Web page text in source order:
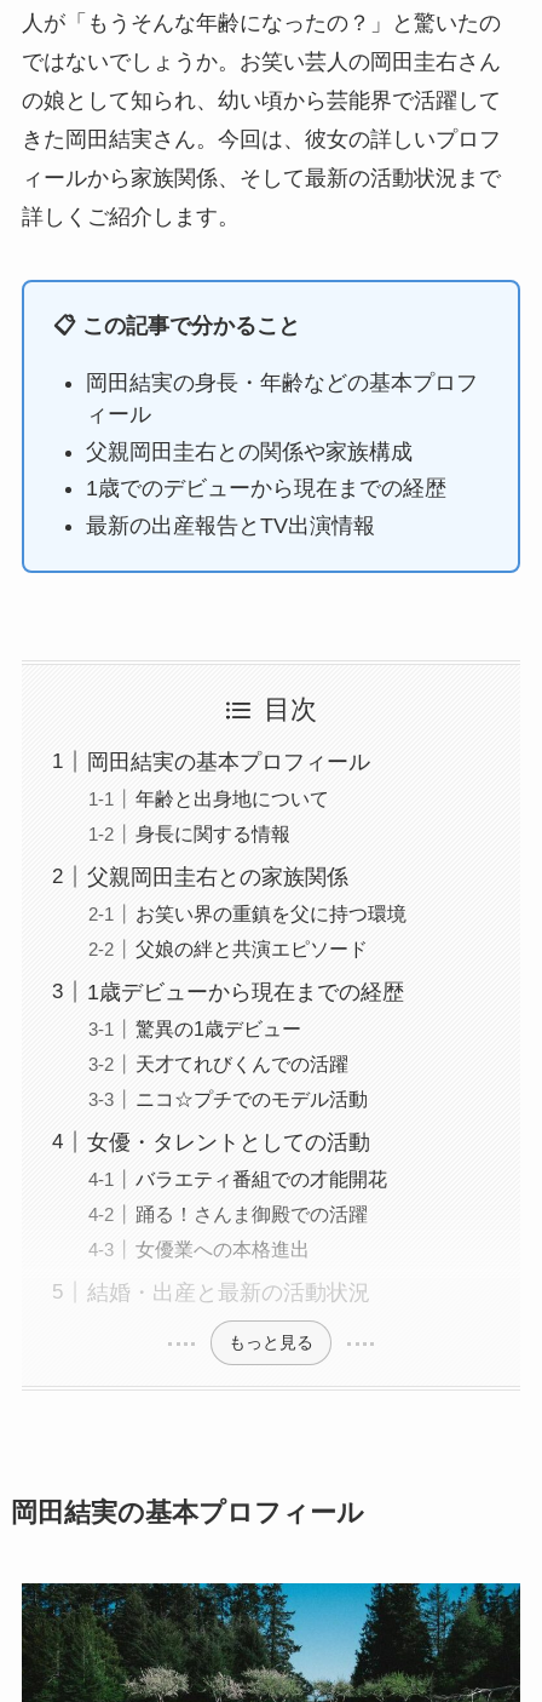
人が「もうそんな年齢になったの？」と驚いたの
ではないでしょうか。お笑い芸人の岡田圭右さん
の娘として知られ、幼い頃から芸能界で活躍して
きた岡田結実さん。今回は、彼女の詳しいプロフ
ィールから家族関係、そして最新の活動状況まで
詳しくご紹介します。
📋 この記事で分かること
岡田結実の身長・年齢などの基本プロフ
ィール
父親岡田圭右との関係や家族構成
1歳でのデビューから現在までの経歴
最新の出産報告とTV出演情報
目次
岡田結実の基本プロフィール
年齢と出身地について
身長に関する情報
父親岡田圭右との家族関係
お笑い界の重鎮を父に持つ環境
父娘の絆と共演エピソード
1歳デビューから現在までの経歴
驚異の1歳デビュー
天才てれびくんでの活躍
ニコ☆プチでのモデル活動
女優・タレントとしての活動
バラエティ番組での才能開花
踊る！さんま御殿での活躍
女優業への本格進出
結婚・出産と最新の活動状況
もっと見る
岡田結実の基本プロフィール